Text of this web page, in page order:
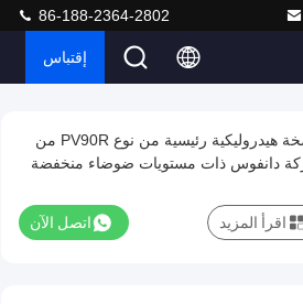
86-188-2364-2802
إقتباس
مضخة هيدروليكية رئيسية من نوع PV90R من
دانفوس ذات مستويات ضوضاء منخفضة
اتصل الآن اقرأ المزيد